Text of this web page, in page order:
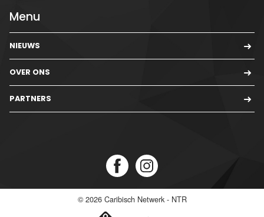
Menu
NIEUWS
OVER ONS
PARTNERS
© 2026 Caribisch Netwerk - NTR